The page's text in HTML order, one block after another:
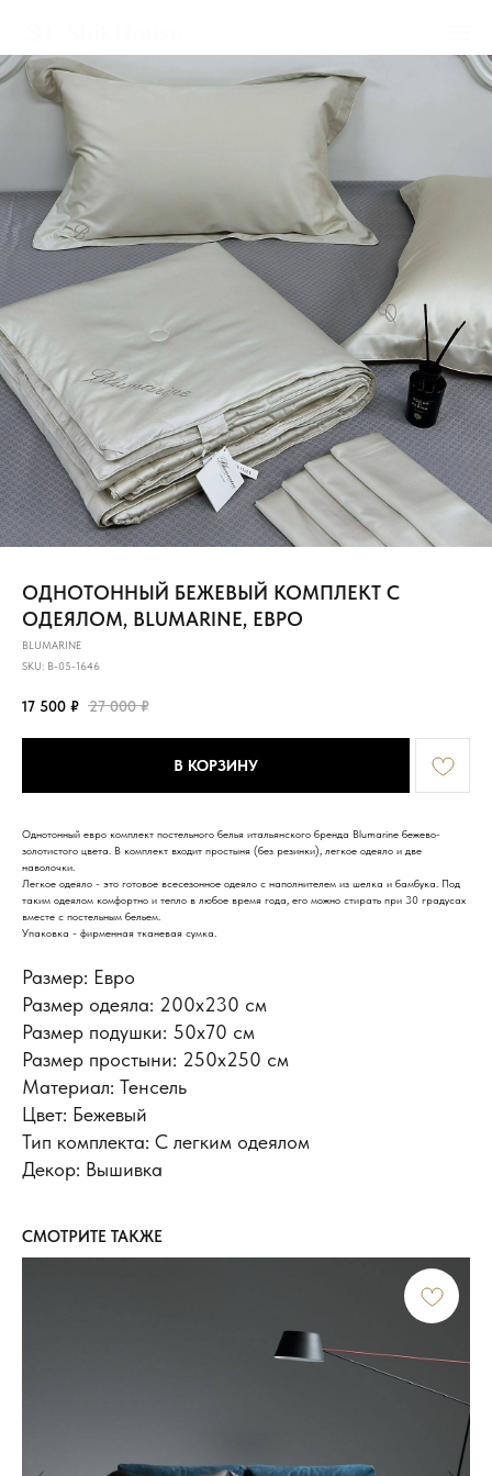
ОДНОТОННЫЙ БЕЖЕВЫЙ КОМПЛЕКТ С
ОДЕЯЛОМ, BLUMARINE, ЕВРО
BLUMARINE
SKU: B-05-1646
17 500 ₽ 27 000 ₽
В КОРЗИНУ
Однотонный евро комплект постельного белья итальянского бренда Blumarine бежево-
золотистого цвета. В комплект входит простыня (без резинки), легкое одеяло и две
наволочки.
Легкое одеяло - это готовое всесезонное одеяло с наполнителем из шелка и бамбука. Под
таким одеялом комфортно и тепло в любое время года, его можно стирать при 30 градусах
вместе с постельным бельем.
Упаковка - фирменная тканевая сумка.
Размер: Евро
Размер одеяла: 200х230 см
Размер подушки: 50x70 см
Размер простыни: 250х250 см
Материал: Тенсель
Цвет: Бежевый
Тип комплекта: С легким одеялом
Декор: Вышивка
СМОТРИТЕ ТАКЖЕ
Новости и акции